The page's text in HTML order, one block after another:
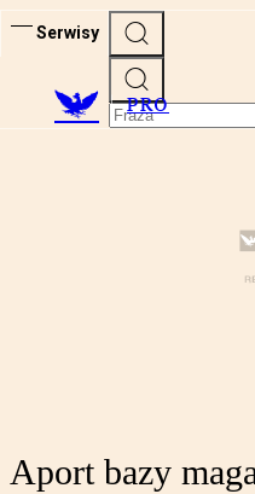
Serwisy
PRO
Aport bazy